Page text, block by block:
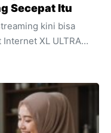
Secepat Itu
kini bisa
XL ULTRA
dan stabilitas